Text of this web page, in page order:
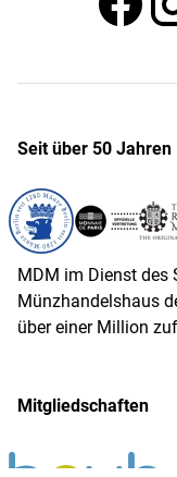
Seit über 50 Jahren
MDM im Dienst des
Münzhandelshaus
über einer Million
Mitgliedschaften